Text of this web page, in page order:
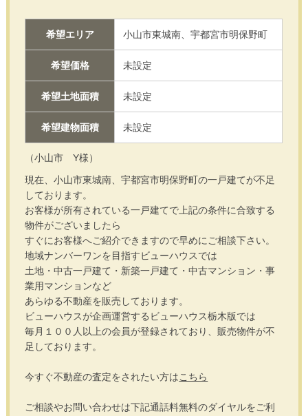
希望エリア 小山市東城南、宇都宮市明保野町
希望価格 未設定
希望土地面積 未設定
希望建物面積 未設定
（小山市 Y様）
現在、小山市東城南、宇都宮市明保野町の一戸建てが不足
しております。
お客様が所有されている一戸建てで上記の条件に合致する
物件がございましたら
すぐにお客様へご紹介できますので早めにご相談下さい。
地域ナンバーワンを目指すビューハウスでは
土地・中古一戸建て・新築一戸建て・中古マンション・事
業用マンションなど
あらゆる不動産を販売しております。
ビューハウスが企画運営するビューハウス栃木版では
毎月１００人以上の会員が登録されており、販売物件が不
足しております。
今すぐ不動産の査定をされたい方はこちら
ご相談やお問い合わせは下記通話料無料のダイヤルをご利